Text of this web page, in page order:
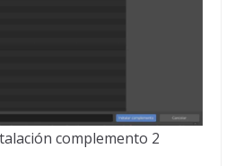
complemento 2